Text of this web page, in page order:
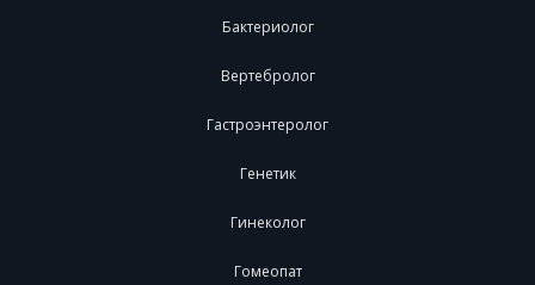
Бактериолог
Вертебролог
Гастроэнтеролог
Генетик
Гинеколог
Гомеопат